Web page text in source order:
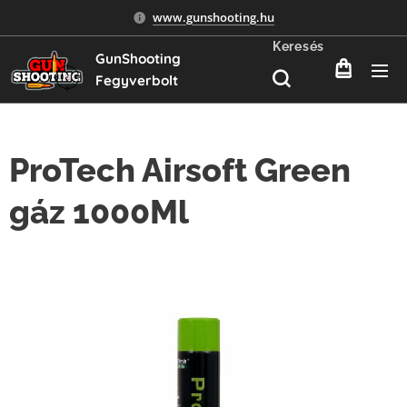
www.gunshooting.hu
GunShooting
Fegyverbolt
Keresés
ProTech Airsoft Green
gáz 1000Ml